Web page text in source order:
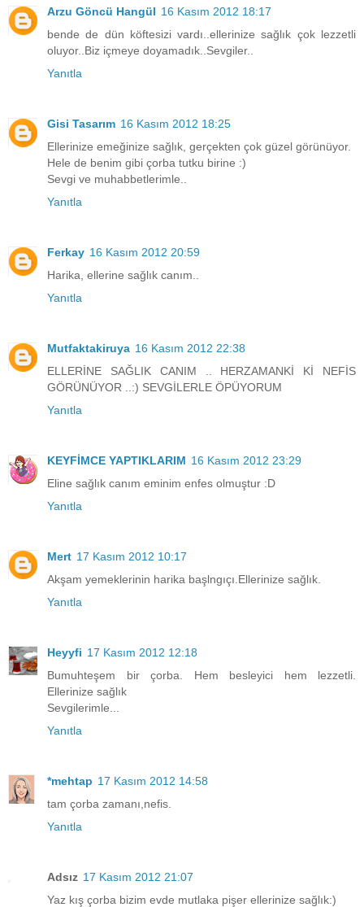
Arzu Göncü Hangül 16 Kasım 2012 18:17
bende de dün köftesizi vardı..ellerinize sağlık çok lezzetli
oluyor..Biz içmeye doyamadık..Sevgiler..
Yanıtla
Gisi Tasarım 16 Kasım 2012 18:25
Ellerinize emeğinize sağlık, gerçekten çok güzel görünüyor.
Hele de benim gibi çorba tutku birine :)
Sevgi ve muhabbetlerimle..
Yanıtla
Ferkay 16 Kasım 2012 20:59
Harika, ellerine sağlık canım..
Yanıtla
Mutfaktakiruya 16 Kasım 2012 22:38
ELLERİNE SAĞLIK CANIM .. HERZAMANKİ Kİ NEFİS
GÖRÜNÜYOR ..:) SEVGİLERLE ÖPÜYORUM
Yanıtla
KEYFİMCE YAPTIKLARIM 16 Kasım 2012 23:29
Eline sağlık canım eminim enfes olmuştur :D
Yanıtla
Mert 17 Kasım 2012 10:17
Akşam yemeklerinin harika başlngıçı.Ellerinize sağlık.
Yanıtla
Heyyfi 17 Kasım 2012 12:18
Bumuhteşem bir çorba. Hem besleyici hem lezzetli.
Ellerinize sağlık
Sevgilerimle...
Yanıtla
*mehtap 17 Kasım 2012 14:58
tam çorba zamanı,nefis.
Yanıtla
Adsız 17 Kasım 2012 21:07
Yaz kış çorba bizim evde mutlaka pişer ellerinize sağlık:)